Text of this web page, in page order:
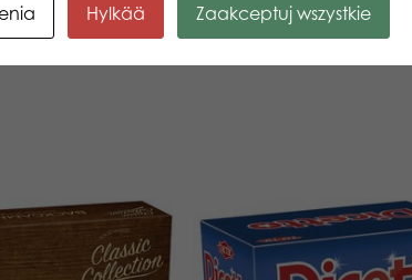
Hylkää Zaakceptuj wszystkie